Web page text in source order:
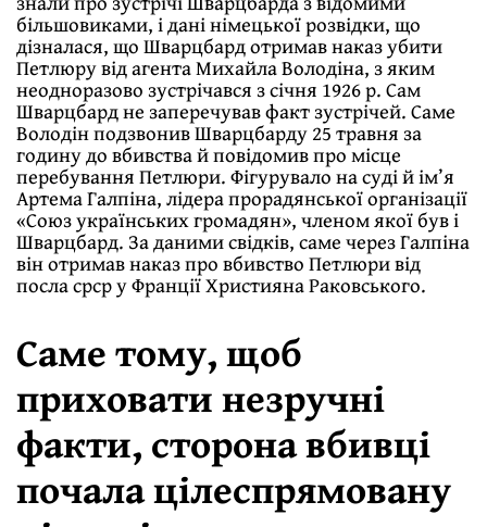
більшовиками, і дані німецької розвідки, що
дізналася, що Шварцбард отримав наказ убити
Петлюру від агента Михайла Володіна, з яким
неодноразово зустрічався з січня 1926 р. Сам
Шварцбард не заперечував факт зустрічей. Саме
Володін подзвонив Шварцбарду 25 травня за
годину до вбивства й повідомив про місце
перебування Петлюри. Фігурувало на суді й ім’я
Артема Галпіна, лідера прорадянської організації
«Союз українських громадян», членом якої був і
Шварцбард. За даними свідків, саме через Галпіна
він отримав наказ про вбивство Петлюри від
посла срср у Франції Християна Раковського.
Саме тому, щоб
приховати незручні
факти, сторона вбивці
почала цілеспрямовану